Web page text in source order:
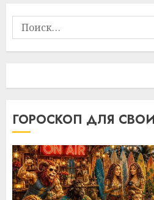
Найти:
ГОРОСКОП ДЛЯ